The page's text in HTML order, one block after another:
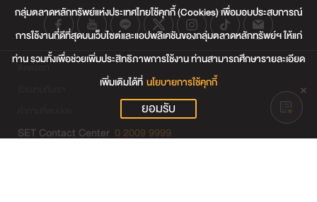
ติดต่อเรา
SET Contact Center 0 2009 9999
กลุ่มตลาดหลักทรัพย์แห่งประเทศไทยใช้คุกกี้ (Cookies) เพื่อมอบประสบการณ์
การใช้งานที่ดีที่สุดบนเว็บไซต์และแอปพลิเคชันของกลุ่มตลาดหลักทรัพย์ฯ ให้แก่
ท่าน รวมทั้งเพื่อช่วยเพิ่มประสิทธิภาพการใช้งาน ท่านสามารถศึกษารายละเอียด
เพิ่มเติมได้ที่ นโยบายการใช้คุกกี้
ยอมรับ